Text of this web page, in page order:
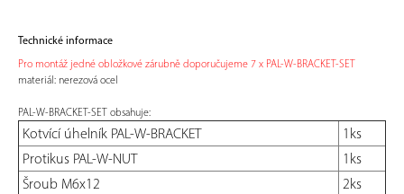
Technické informace
Pro montáž jedné obložkové zárubně doporučujeme 7 x PAL-W-BRACKET-SET
materiál: nerezová ocel
PAL-W-BRACKET-SET obsahuje:
Kotvící úhelník PAL-W-BRACKET
1ks
Protikus PAL-W-NUT
1ks
Šroub M6x12
2ks